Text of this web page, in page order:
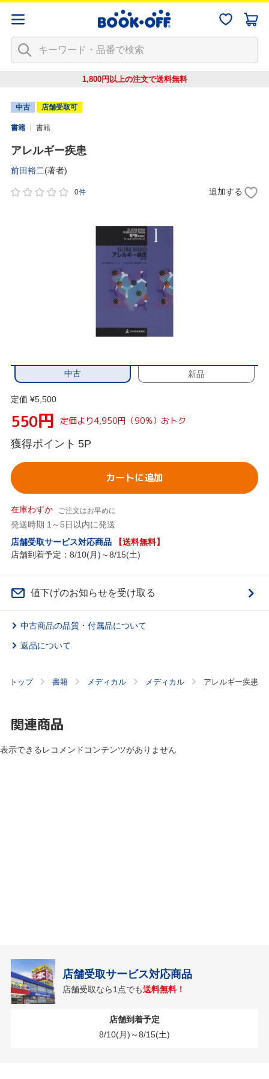
1,800円以上の注文で送料無料
中古 店舗受取可
書籍 書籍
アレルギー疾患
前田裕二(著者)
0件 追加する
中古 新品
定価 ¥5,500
550円 定価より4,950円（90%）おトク
獲得ポイント 5P
カートに追加
在庫わずか ご注文はお早めに
発送時期 1～5日以内に発送
店舗受取サービス対応商品
【送料無料】
店舗到着予定：8/10(月)～8/15(土)
値下げのお知らせを受け取る
中古商品の品質・付属品について
返品について
トップ 書籍 メディカル メディカル アレルギー疾患
関連商品
表示できるレコメンドコンテンツがありません
店舗受取サービス対応商品
店舗受取なら1点でも送料無料！
店舗到着予定
8/10(月)～8/15(土)